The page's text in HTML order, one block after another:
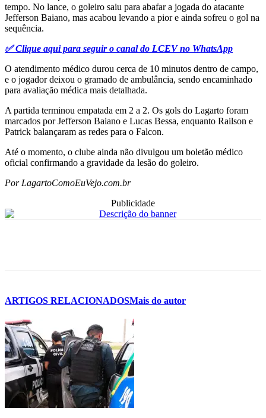
tempo. No lance, o goleiro saiu para abafar a jogada do atacante
Jefferson Baiano, mas acabou levando a pior e ainda sofreu o gol na
sequência.
✅ Clique aqui para seguir o canal do LCEV no WhatsApp
O atendimento médico durou cerca de 10 minutos dentro de campo,
e o jogador deixou o gramado de ambulância, sendo encaminhado
para avaliação médica mais detalhada.
A partida terminou empatada em 2 a 2. Os gols do Lagarto foram
marcados por Jefferson Baiano e Lucas Bessa, enquanto Railson e
Patrick balançaram as redes para o Falcon.
Até o momento, o clube ainda não divulgou um boletão médico
oficial confirmando a gravidade da lesão do goleiro.
Por LagartoComoEuVejo.com.br
Publicidade
ARTIGOS RELACIONADOSMais do autor